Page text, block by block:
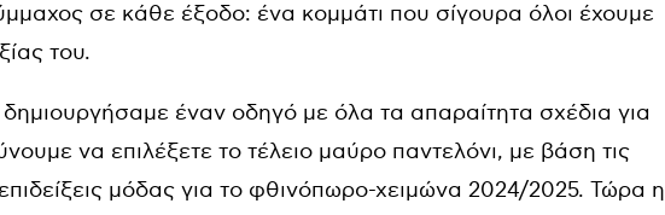
σε κάθε έξοδο: ένα κομμάτι που σίγουρα όλοι έχουμε
του.
έναν οδηγό με όλα τα απαραίτητα σχέδια για
να επιλέξετε το τέλειο μαύρο παντελόνι, με βάση τις
μόδας για το φθινόπωρο-χειμώνα 2024/2025. Τώρα η